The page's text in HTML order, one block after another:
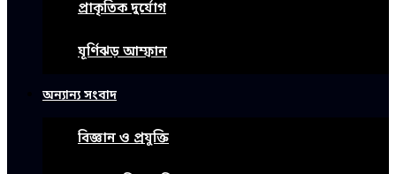
প্রাকৃতিক দুর্যোগ
ঘূর্ণিঝড় আম্ফান
অন্যান্য সংবাদ
বিজ্ঞান ও প্রযুক্তি